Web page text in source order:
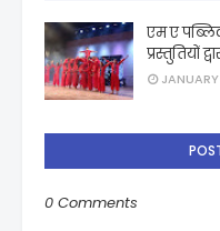
एम ए
प्रस्तुतियों
0 Comments